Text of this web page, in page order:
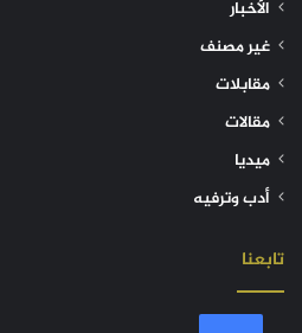
الأخبار
غير مصنف
مقابلات
مقالات
ميديا
أدب وترفيه
تابعنا